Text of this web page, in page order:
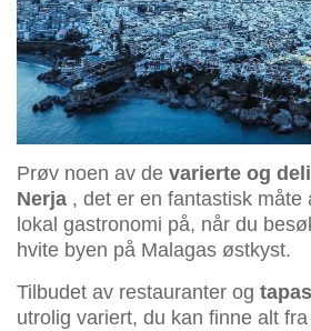
Prøv noen av de varierte og
Nerja , det er en fantastisk måte
lokal gastronomi på, når du
hvite byen på Malagas østkyst.
Tilbudet av restauranter og
utrolig variert, du kan finne alt